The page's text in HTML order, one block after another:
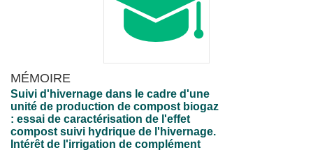
MÉMOIRE
Suivi d'hivernage dans le cadre d'une
unité de production de compost biogaz
: essai de caractérisation de l'effet
compost suivi hydrique de l'hivernage.
Intérêt de l'irrigation de complément